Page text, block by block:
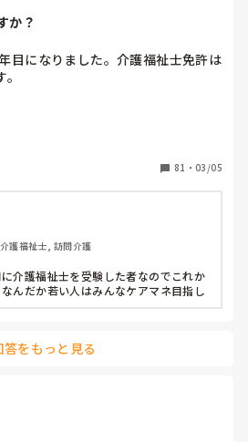
か？
目になりました。介護福祉士免許は
マネの資格を勧められます。なんと
ケア専門士の資格は興味がありま
勉強にあてて受験したいなと考えて
得されていますか？
でこれから資格取得を試みていられ
いますか？
引
トなので美容師免許もあります。
81 ・ 03/05
護福祉士, 訪問介護
介護福祉士を受験した者なのでこれか
んだか若い人はみんなケアマネ目指し
がしたいかって人それぞれですね。
答をもっと見る